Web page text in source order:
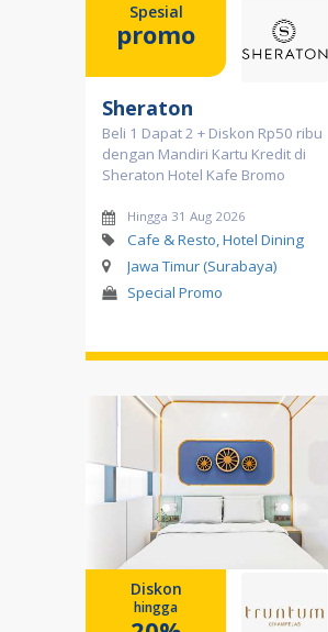
Spesial
promo
Sheraton
Beli 1 Dapat 2 + Diskon Rp50 ribu
dengan Mandiri Kartu Kredit di
Sheraton Hotel Kafe Bromo
Hingga 31 Aug 2026
Cafe & Resto, Hotel Dining
Jawa Timur (Surabaya)
Special Promo
Diskon
hingga